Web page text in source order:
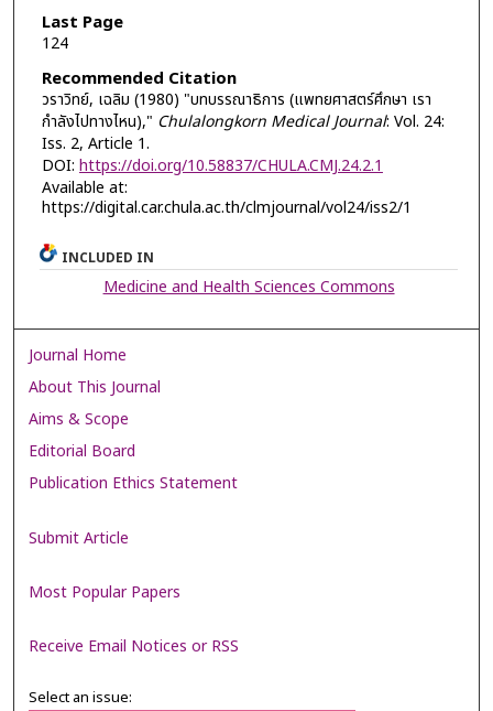
Last Page
124
Recommended Citation
วราวิทย์, เฉลิม (1980) "บทบรรณาธิการ (แพทยศาสตร์ศึกษา เรา
กำลังไปทางไหน)," Chulalongkorn Medical Journal: Vol. 24:
Iss. 2, Article 1.
DOI: https://doi.org/10.58837/CHULA.CMJ.24.2.1
Available at:
https://digital.car.chula.ac.th/clmjournal/vol24/iss2/1
INCLUDED IN
Medicine and Health Sciences Commons
Journal Home
About This Journal
Aims & Scope
Editorial Board
Publication Ethics Statement
Submit Article
Most Popular Papers
Receive Email Notices or RSS
Select an issue: